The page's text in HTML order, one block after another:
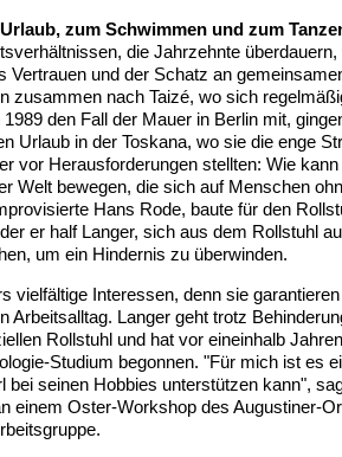
zum Schwimmen und zum
die Jahrzehnte
Vertrauen und der Schatz an
zusammen nach Taizé, wo sich
den Fall der Mauer in Berlin mit,
Urlaub in der Toskana, wo sie die enge
vor Herausforderungen stellten: Wie
Welt bewegen, die sich auf Menschen
Hans Rode, baute für den
er half Langer, sich aus dem Rollstuhl
um ein Hindernis zu überwinden.
vielfältige Interessen, denn sie
Arbeitsalltag. Langer geht trotz
Rollstuhl und hat vor eineinhalb
Studium begonnen. "Für mich ist es
bei seinen Hobbies unterstützen kann",
einem Oster-Workshop des Augustiner-